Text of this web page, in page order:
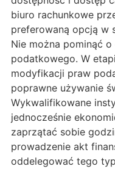
biuro rachunkowe
preferowaną opcją w
Nie można pominąć
podatkowego. W
modyfikacji praw
poprawne używanie
Wykwalifikowane
jednocześnie
zaprzątać sobie
prowadzenie akt
oddelegować tego